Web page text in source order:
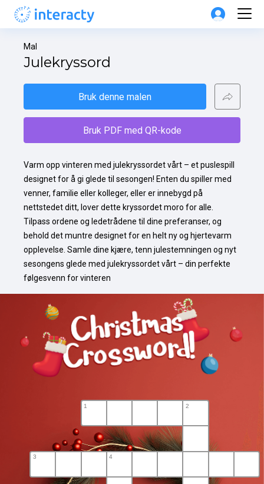
Mal
Julekryssord
Bruk denne malen
Bruk PDF med QR-kode
Varm opp vinteren med julekryssordet vårt – et puslespill
designet for å gi glede til sesongen! Enten du spiller med
venner, familie eller kolleger, eller er innebygd på
nettstedet ditt, lover dette kryssordet moro for alle.
Tilpass ordene og ledetrådene til dine preferanser, og
behold det muntre designet for en helt ny og hjertevarm
opplevelse. Samle dine kjære, tenn julestemningen og nyt
sesongens glede med julekryssordet vårt – din perfekte
følgesvenn for vinteren